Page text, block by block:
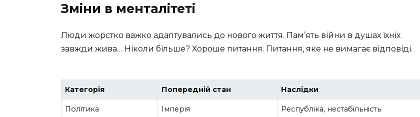
Зміни в менталітеті
Люди жорстко важко адаптувались до нового життя. Пам’ять війни в душах їхніх
завжди жива… Ніколи більше? Хороше питання. Питання, яке не вимагає відповіді.
Категорія Попередній стан Наслідки
Політика Імперія Республіка, нестабільність